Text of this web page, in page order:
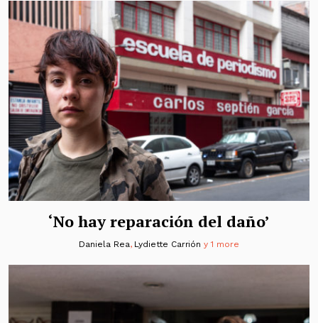
‘No hay reparación del daño’
Daniela Rea, Lydiette Carrión y 1 more